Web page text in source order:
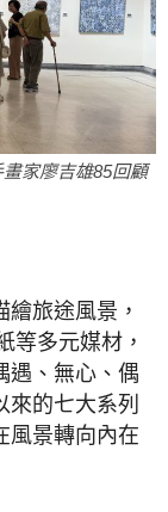
家廖吉雄85回顧
旅途風景，
等多元媒材，
遇、無心、偶
來的七大系列
風景轉向內在